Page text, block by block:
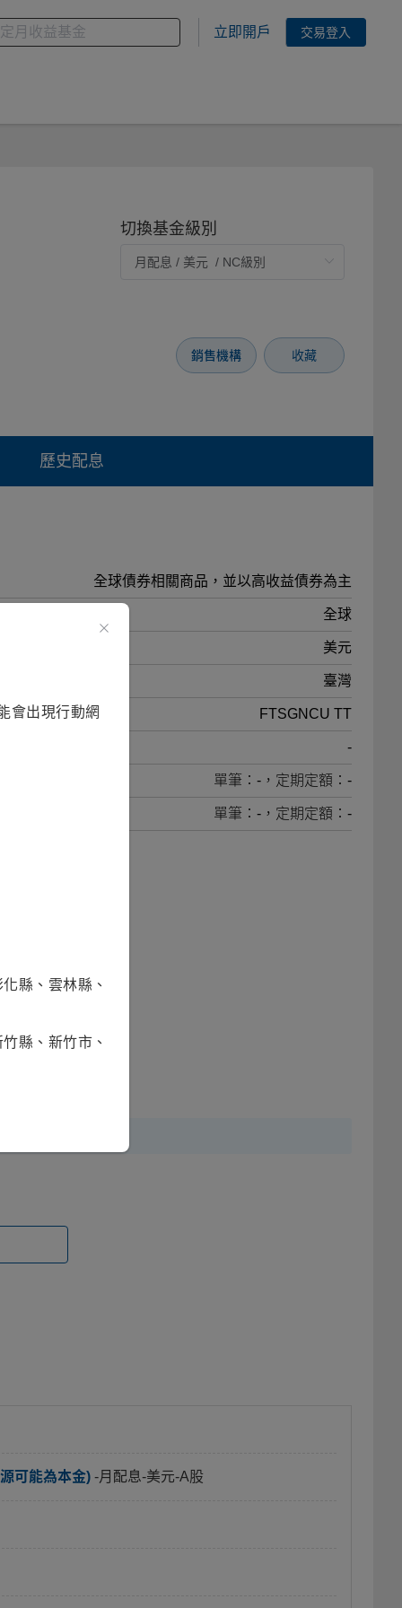
想搜尋的基金關鍵字
立即開戶 交易登入
切換基金級別
銷售機構 收藏
歷史配息
全球債券相關商品，並以高收益債券為主
全球
美元
臺灣
FTSGNCU TT
-
單筆：-，定期定額：-
單筆：-，定期定額：-
可能為本金) -月配息-美元-A股
會出現行動網
縣、雲林縣、
縣、新竹市、